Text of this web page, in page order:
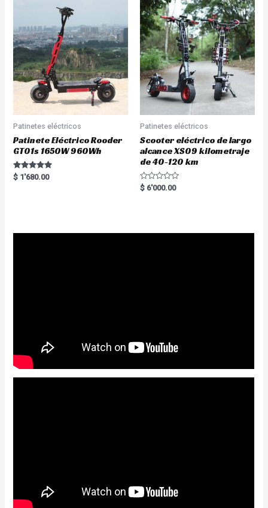
Patinetes eléctricos
Patinete Eléctrico Rooder
GT01s 1650W 960Wh
Rated
5.00
$ 1'680.00
Patinetes eléctricos
Scooter eléctrico de largo
alcance XS09 kilometraje
de 40-120 km
R
a
$ 6'000.00